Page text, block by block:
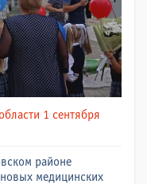
1 сентября
районе
медицинских